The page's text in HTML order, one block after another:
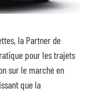
la Partner de
pour les trajets
sur le marché en
que la